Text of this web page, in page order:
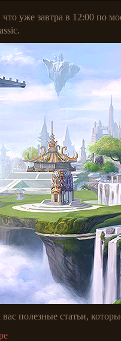
уже завтра в 12:00 по
полезные статьи,